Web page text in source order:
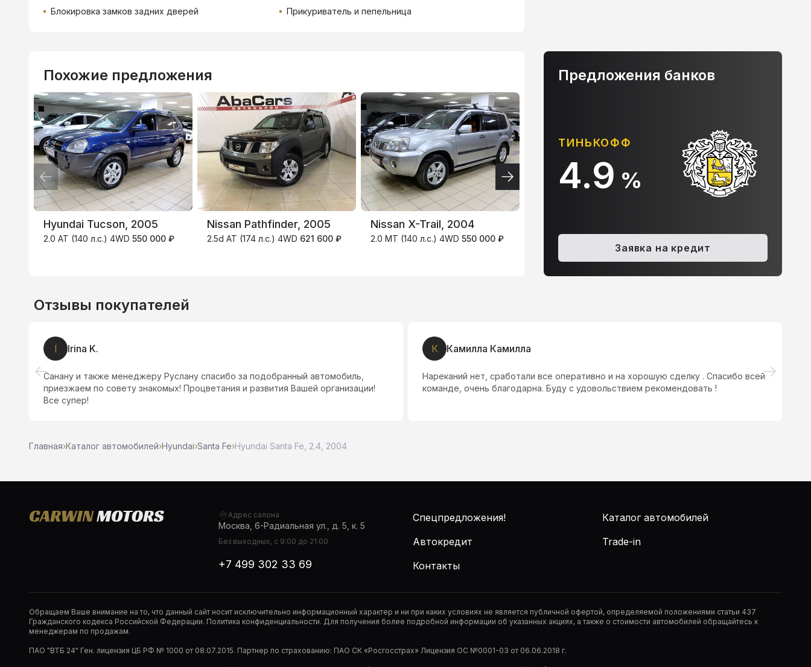
Блокировка замков задних дверей
Прикуриватель и пепельница
Похожие предложения
Hyundai Tucson, 2005
2.0 AT (140 л.с.) 4WD 550 000 ₽
Nissan Pathfinder, 2005
2.5d AT (174 л.с.) 4WD 621 600 ₽
Nissan X-Trail, 2004
2.0 MT (140 л.с.) 4WD 550 000 ₽
2005
30i 3.0 AT (231 л.с.) 4WD
900 ₽
ВТБ
3.9%
ТИНЬКОФФ
4.9%
АЛЬФА-БАНК
10.9 %
Предложения банков
Заявка на кредит
Отзывы покупателей
I Irina K.
Санану и также менеджеру Руслану спасибо за подобранный автомобиль,
приезжаем по совету знакомых! Процветания и развития Вашей организации!
Все супер!
К Камилла Камилла
Нареканий нет, сработали все оперативно и на хорошую сделку . Спасибо всей
команде, очень благодарна. Буду с удовольствием рекомендовать !
Главная›Каталог автомобилей›Hyundai›Santa Fe›Hyundai Santa Fe, 2.4, 2004
Адрес салона
Москва, 6-Радиальная ул., д. 5, к. 5
Без выходных, с 9:00 до 21:00
+7 499 302 33 69
Спецпредложения!
Каталог автомобилей
Автокредит
Trade-in
Контакты
Обращаем Ваше внимание на то, что данный сайт носит исключительно информационный характер и ни при каких условиях не является публичной офертой, определяемой положениями статьи 437
Гражданского кодекса Российской Федерации. Политика конфиденциальности. Для получения более подробной информации об указанных акциях, а также о стоимости автомобилей обращайтесь к
менеджерам по продажам.
ПАО "ВТБ 24" Ген. лицензия ЦБ РФ № 1000 от 08.07.2015. Партнер по страхованию: ПАО СК «Росгосстрах» Лицензия ОС №0001-03 от 06.06.2018 г.